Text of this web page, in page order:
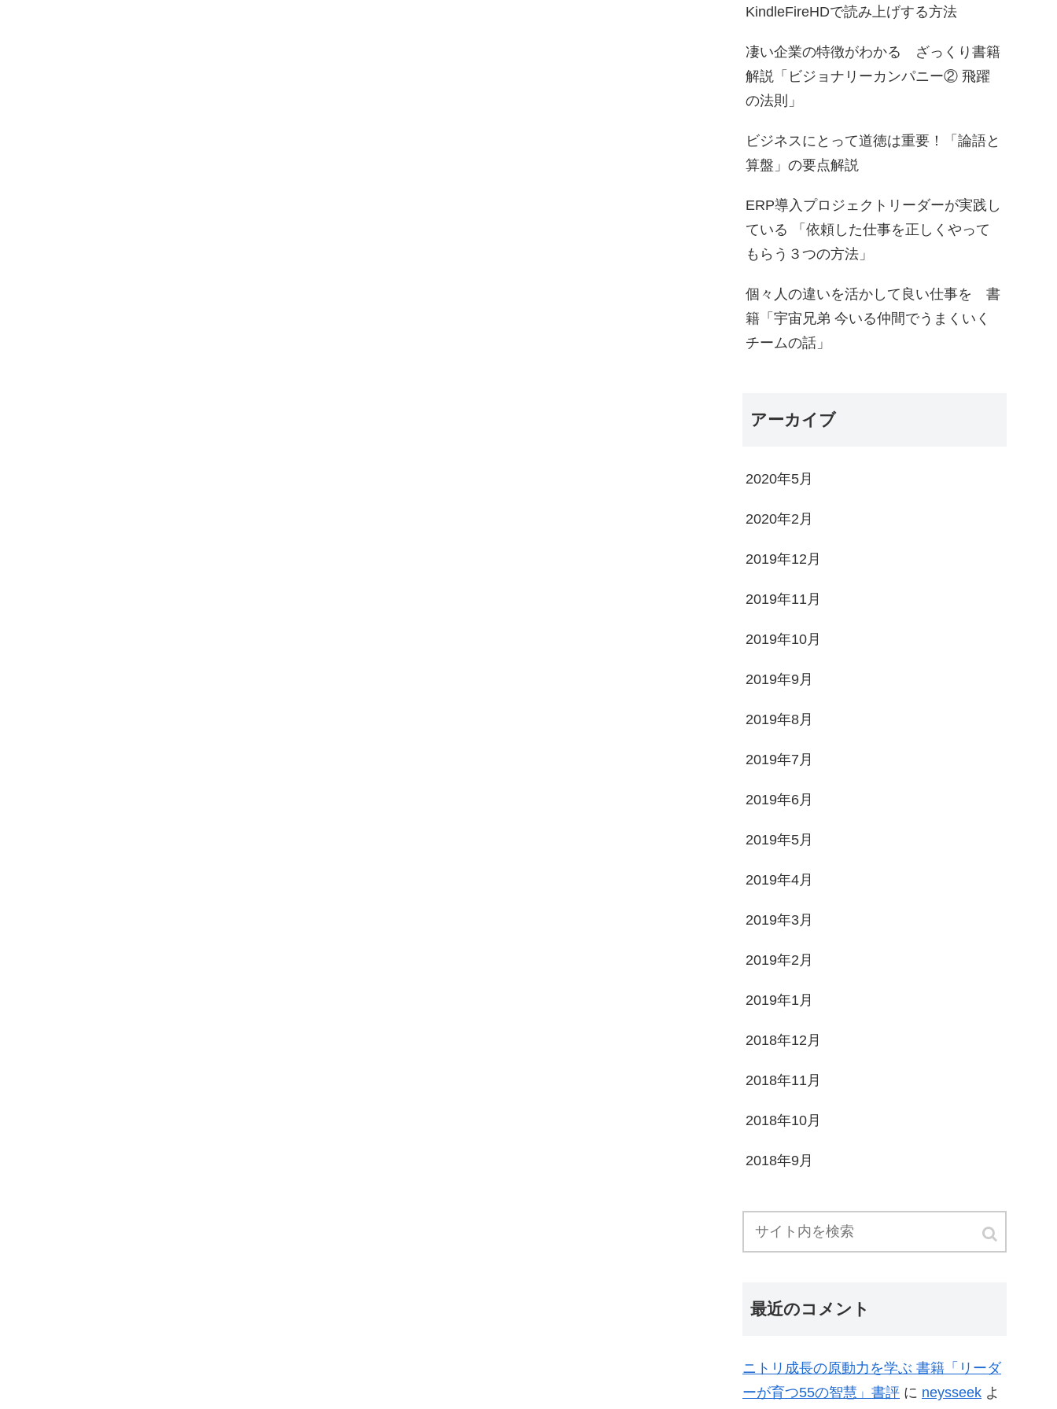
KindleFireHDで読み上げする方法
凄い企業の特徴がわかる ざっくり書籍
解説「ビジョナリーカンパニー② 飛躍
の法則」
ビジネスにとって道徳は重要！「論語と
算盤」の要点解説
ERP導入プロジェクトリーダーが実践し
ている 「依頼した仕事を正しくやって
もらう３つの方法」
個々人の違いを活かして良い仕事を 書
籍「宇宙兄弟 今いる仲間でうまくいく
チームの話」
アーカイブ
2020年5月
2020年2月
2019年12月
2019年11月
2019年10月
2019年9月
2019年8月
2019年7月
2019年6月
2019年5月
2019年4月
2019年3月
2019年2月
2019年1月
2018年12月
2018年11月
2018年10月
2018年9月
最近のコメント
ニトリ成長の原動力を学ぶ 書籍「リーダ
ーが育つ55の智慧」書評 に neysseek よ